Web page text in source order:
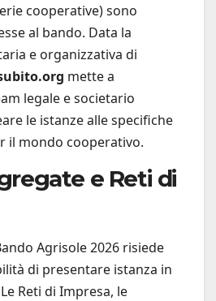
cooperative) sono
al bando. Data la
e organizzativa di
mette a
legale e societario
le istanze alle specifiche
il mondo cooperativo.
e Reti di
Agrisole 2026 risiede
di presentare istanza in
Reti di Impresa, le